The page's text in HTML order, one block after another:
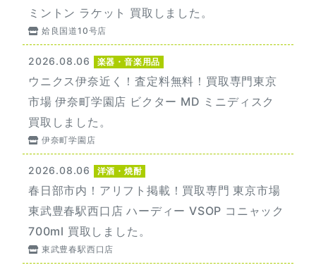
ミントン ラケット 買取しました。
姶良国道10号店
2026.08.06 楽器・音楽用品
ウニクス伊奈近く！査定料無料！買取専門東京
市場 伊奈町学園店 ビクター MD ミニディスク
買取しました。
伊奈町学園店
2026.08.06 洋酒・焼酎
春日部市内！アリフト掲載！買取専門 東京市場
東武豊春駅西口店 ハーディー VSOP コニャック
700ml 買取しました。
東武豊春駅西口店